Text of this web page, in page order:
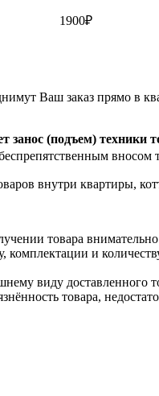
1900₽
Ваш заказ прямо в
занос (подъем) техники
внутри квартиры,
товара
и
виду доставленного
товара,